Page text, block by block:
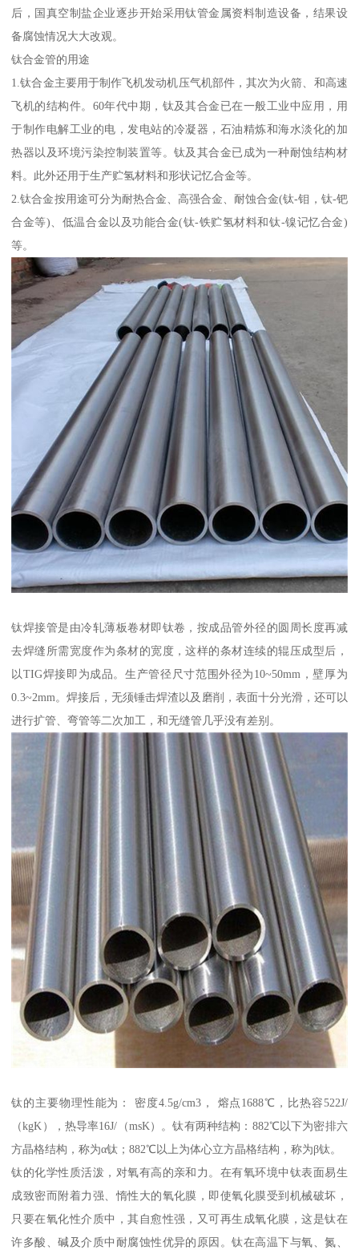
后，国真空制盐企业逐步开始采用钛管金属资料制造设备，结果设
备腐蚀情况大大改观。
钛合金管的用途
1.钛合金主要用于制作飞机发动机压气机部件，其次为火箭、和高速
飞机的结构件。60年代中期，钛及其合金已在一般工业中应用，用
于制作电解工业的电，发电站的冷凝器，石油精炼和海水淡化的加
热器以及环境污染控制装置等。钛及其合金已成为一种耐蚀结构材
料。此外还用于生产贮氢材料和形状记忆合金等。
2.钛合金按用途可分为耐热合金、高强合金、耐蚀合金(钛-钼，钛-钯
合金等)、低温合金以及功能合金(钛-铁贮氢材料和钛-镍记忆合金)
等。
钛焊接管是由冷轧薄板卷材即钛卷，按成品管外径的圆周长度再减
去焊缝所需宽度作为条材的宽度，这样的条材连续的辊压成型后，
以TIG焊接即为成品。生产管径尺寸范围外径为10~50mm，壁厚为
0.3~2mm。焊接后，无须锤击焊渣以及磨削，表面十分光滑，还可以
进行扩管、弯管等二次加工，和无缝管几乎没有差别。
钛的主要物理性能为： 密度4.5g/cm3， 熔点1688℃，比热容522J/
（kgK），热导率16J/（msK）。钛有两种结构：882℃以下为密排六
方晶格结构，称为α钛；882℃以上为体心立方晶格结构，称为β钛。
钛的化学性质活泼，对氧有高的亲和力。在有氧环境中钛表面易生
成致密而附着力强、惰性大的氧化膜，即使氧化膜受到机械破坏，
只要在氧化性介质中，其自愈性强，又可再生成氧化膜，这是钛在
许多酸、碱及介质中耐腐蚀性优异的原因。钛在高温下与氧、氮、